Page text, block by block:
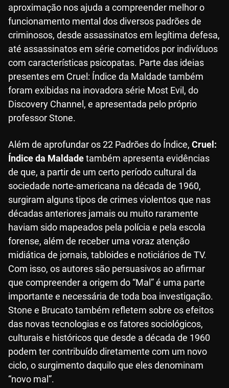
aproximação nos ajuda a compreender melhor o
funcionamento mental dos diversos padrões de
criminosos, desde assassinatos em legítima defesa,
até assassinatos em série cometidos por indivíduos
com características psicopatas. Parte das ideias
presentes em Cruel: Índice da Maldade também
foram exibidas na inovadora série Most Evil, do
Discovery Channel, e apresentada pelo próprio
professor Stone.
Além de aprofundar os 22 Padrões do Índice, Cruel:
Índice da Maldadetambém apresenta evidências
de que, a partir de um certo período cultural da
sociedade norte-americana na década de 1960,
surgiram alguns tipos de crimes violentos que nas
décadas anteriores jamais ou muito raramente
haviam sido mapeados pela polícia e pela escola
forense, além de receber uma voraz atenção
midiática de jornais, tabloides e noticiários de TV.
Com isso, os autores são persuasivos ao afirmar
que compreender a origem do “Mal” é uma parte
importante e necessária de toda boa investigação.
Stone e Brucato também refletem sobre os efeitos
das novas tecnologias e os fatores sociológicos,
culturais e históricos que desde a década de 1960
podem ter contribuído diretamente com um novo
ciclo, o surgimento daquilo que eles denominam
“novo mal”.